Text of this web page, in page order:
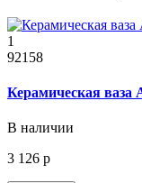
1
92158
Керамическая ваза
В наличии
3 126 р